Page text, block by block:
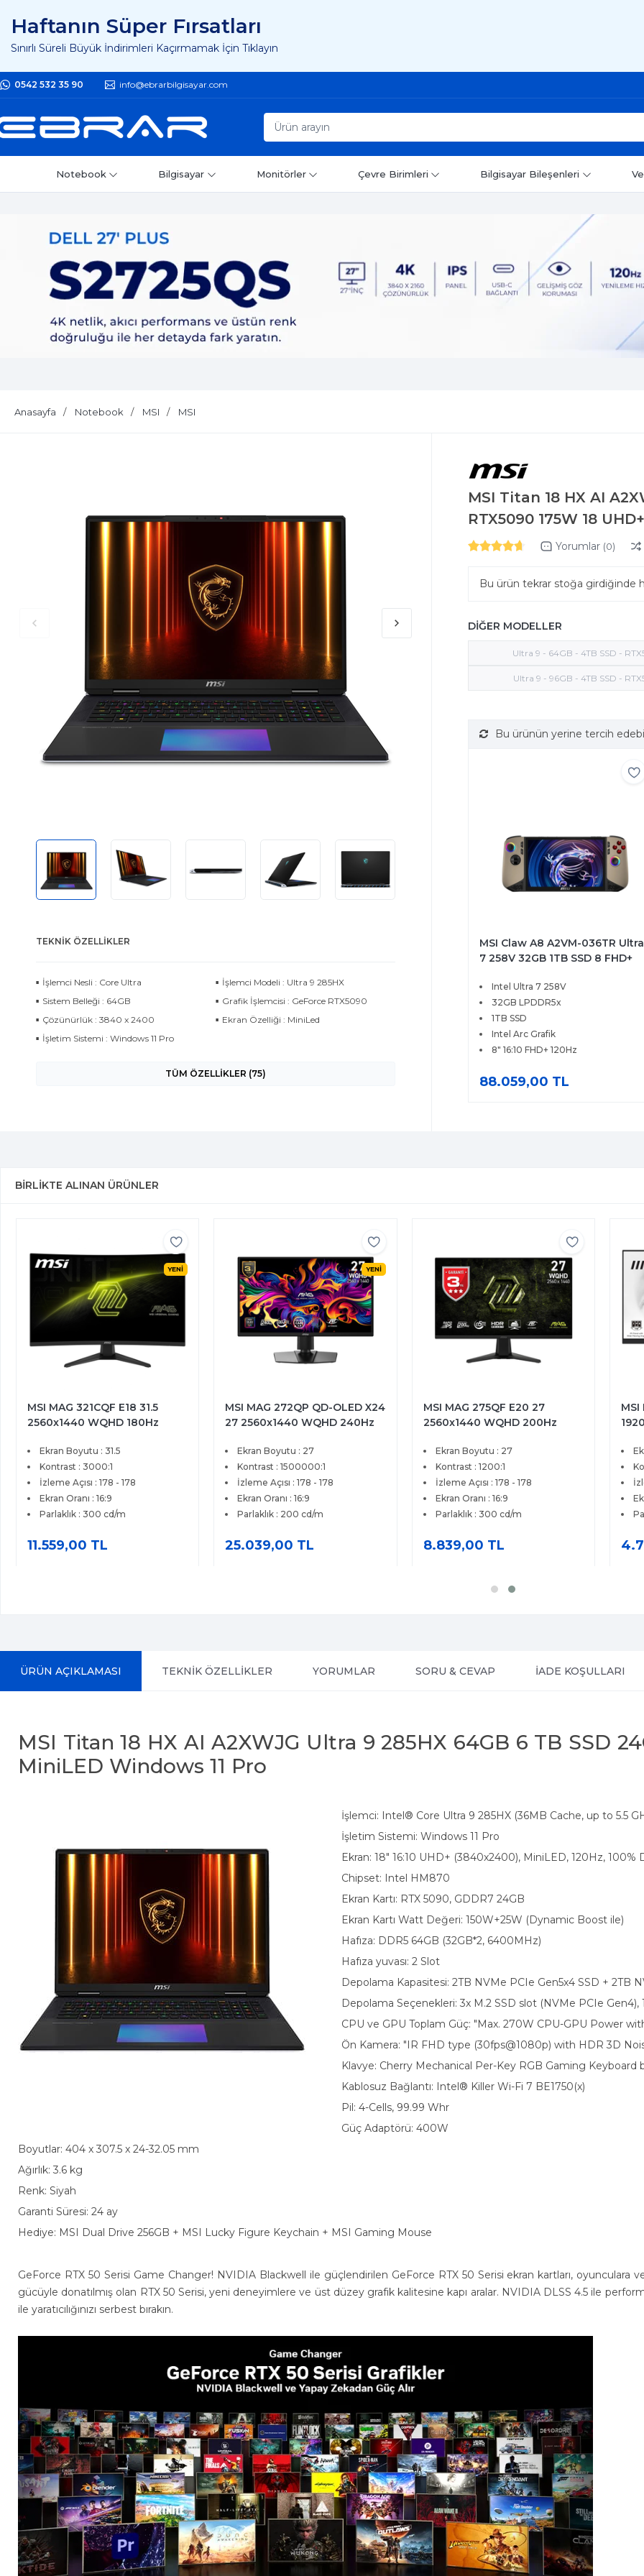
Haftanın Süper Fırsatları
Sınırlı Süreli Büyük İndirimleri Kaçırmamak İçin Tıklayın
0542 532 35 90 info@ebrarbilgisayar.com
Notebook Bilgisayar Monitörler Çevre Birimleri Bilgisayar Bileşenleri
Anasayfa Notebook MSI MSI
TEKNIK ÖZELLIKLER
İşlemci Nesli : Core Ultra
İşlemci Modeli : Ultra 9 285HX
Sistem Belleği : 64GB
Grafik İşlemcisi : GeForce RTX5090
Çözünürlük : 3840 x 2400
Ekran Özelliği : MiniLed
İşletim Sistemi : Windows 11 Pro
TÜM ÖZELLİKLER (75)
MSI Titan 18 HX AI
RTX5090 175W 18
Yorumlar (0)
Bu ürün tekrar stoğa girdiğinde
DİĞER MODELLER
Ultra 9 - 64GB - 4TB SSD -
Ultra 9 - 96GB - 4TB SSD -
Bu ürünün yerine tercih
MSI Claw A8 A2VM-036TR Ultra
7 258V 32GB 1TB SSD 8 FHD+
Oyun Bilgisayarı
Intel Ultra 7 258V
32GB LPDDR5x
1TB SSD
Intel Arc Grafik
8" 16:10 FHD+ 120Hz
88.059,00 TL
BIRLIKTE ALINAN ÜRÜNLER
YENİ
MSI MAG 321CQF E18 31.5
2560x1440 WQHD 180Hz
AMD FreeSync Rapid VA
Gaming Monitör
Ekran Boyutu : 31.5
Kontrast : 3000:1
İzleme Açısı : 178 - 178
Ekran Oranı : 16:9
Parlaklık : 300 cd/m
11.559,00 TL
YENİ
MSI MAG 272QP QD-OLED X24
27 2560x1440 WQHD 240Hz
Ready FreeSync Premium QD-
OLED Gaming Monitör
Ekran Boyutu : 27
Kontrast : 1500000:1
İzleme Açısı : 178 - 178
Ekran Oranı : 16:9
Parlaklık : 200 cd/m
25.039,00 TL
MSI MAG 275QF E20 27
2560x1440 WQHD 200Hz
AMD FreeSync Premium
Rapid IPS Gaming Monitör
Ekran Boyutu : 27
Kontrast : 1200:1
İzleme Açısı : 178 - 178
Ekran Oranı : 16:9
Parlaklık : 300 cd/m
8.839,00 TL
MSI
ÜRÜN AÇIKLAMASI TEKNİK ÖZELLİKLER YORUMLAR SORU & CEVAP İADE KOŞULLARI
MSI Titan 18 HX AI A2XWJG Ultra 9 285HX 64GB 6 TB SSD
MiniLED Windows 11 Pro
İşlemci: Intel® Core Ultra 9 285HX (36MB Cache, up to 5.5
İşletim Sistemi: Windows 11 Pro
Ekran: 18" 16:10 UHD+ (3840x2400), MiniLED, 120Hz, 100%
Chipset: Intel HM870
Ekran Kartı: RTX 5090, GDDR7 24GB
Ekran Kartı Watt Değeri: 150W+25W (Dynamic Boost ile)
Hafıza: DDR5 64GB (32GB*2, 6400MHz)
Hafıza yuvası: 2 Slot
Depolama Kapasitesi: 2TB NVMe PCIe Gen5x4 SSD + 2TB
Depolama Seçenekleri: 3x M.2 SSD slot (NVMe PCIe
CPU ve GPU Toplam Güç: "Max. 270W CPU-GPU Power
Ön Kamera: "IR FHD type (30fps@1080p) with HDR 3D
Klavye: Cherry Mechanical Per-Key RGB Gaming Keyboard
Kablosuz Bağlantı: Intel® Killer Wi-Fi 7 BE1750(x)
Pil: 4-Cells, 99.99 Whr
Güç Adaptörü: 400W
Boyutlar: 404 x 307.5 x 24-32.05 mm
Ağırlık: 3.6 kg
Renk: Siyah
Garanti Süresi: 24 ay
Hediye: MSI Dual Drive 256GB + MSI Lucky Figure Keychain + MSI Gaming Mouse
GeForce RTX 50 Serisi Game Changer! NVIDIA Blackwell ile güçlendirilen GeForce RTX 50 Serisi ekran kartları, oyunculara
gücüyle donatılmış olan RTX 50 Serisi, yeni deneyimlere ve üst düzey grafik kalitesine kapı aralar. NVIDIA DLSS 4.5 ile
ile yaratıcılığınızı serbest bırakın.